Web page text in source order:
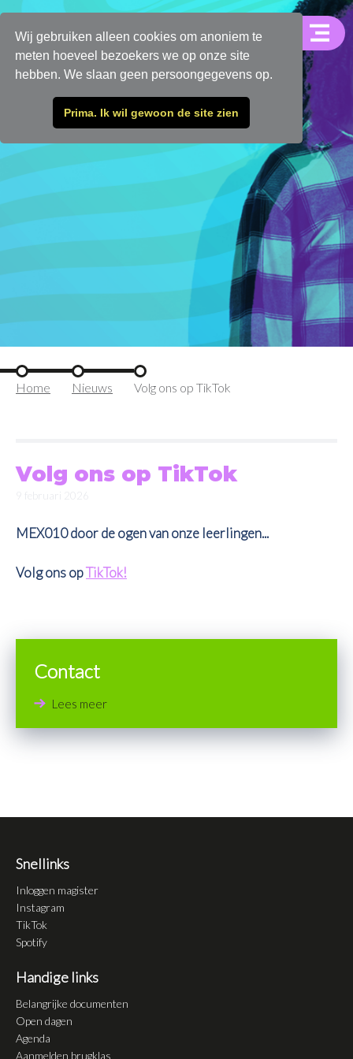
Wij gebruiken alleen cookies om anoniem te
meten hoeveel bezoekers we op onze site
hebben. We slaan geen persoongegevens op.
Prima. Ik wil gewoon de site zien
Home Nieuws Volg ons op TikTok
Volg ons op TikTok
9 februari 2026
MEX010 door de ogen van onze leerlingen...
Volg ons opTikTok!
Contact
Lees meer
Snellinks
Inloggen magister
Instagram
TikTok
Spotify
Handige links
Belangrijke documenten
Open dagen
Agenda
Aanmelden brugklas